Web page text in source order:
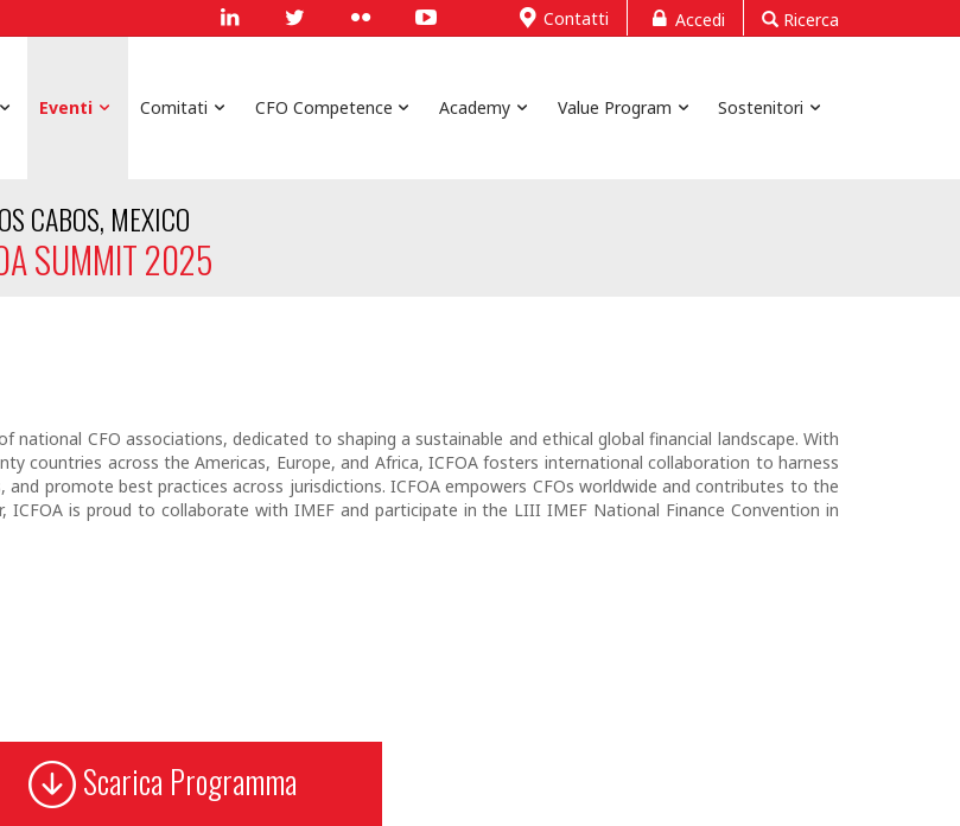
Contatti Accedi Ricerca
Eventi Comitati CFO Competence Academy Value Program Sostenitori
CABOS, MEXICO
SUMMIT 2025
national CFO associations, dedicated to shaping a sustainable and ethical global financial landscape. With
countries across the Americas, Europe, and Africa, ICFOA fosters international collaboration to harness
promote best practices across jurisdictions. ICFOA empowers CFOs worldwide and contributes to the
is proud to collaborate with IMEF and participate in the LIII IMEF National Finance Convention in
Scarica Programma